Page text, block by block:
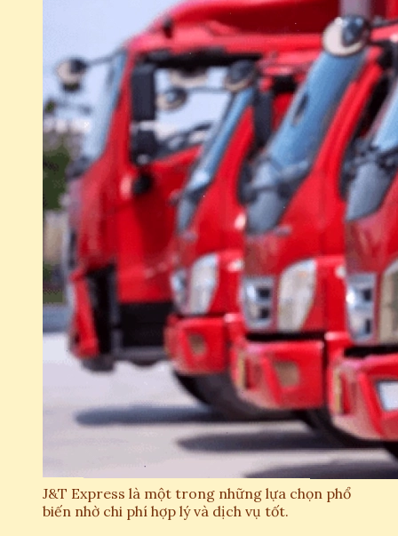
J&T Express là một trong những lựa chọn phổ
biến nhờ chi phí hợp lý và dịch vụ tốt.